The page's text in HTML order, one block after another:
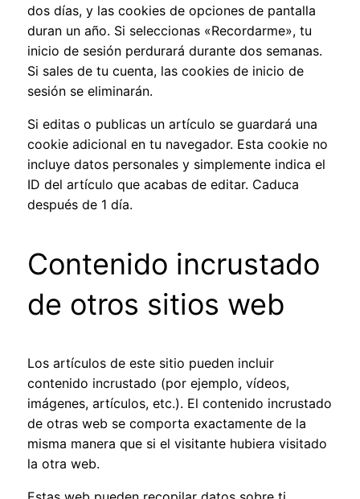
dos días, y las cookies de opciones de pantalla
duran un año. Si seleccionas «Recordarme», tu
inicio de sesión perdurará durante dos semanas.
Si sales de tu cuenta, las cookies de inicio de
sesión se eliminarán.
Si editas o publicas un artículo se guardará una
cookie adicional en tu navegador. Esta cookie no
incluye datos personales y simplemente indica el
ID del artículo que acabas de editar. Caduca
después de 1 día.
Contenido incrustado
de otros sitios web
Los artículos de este sitio pueden incluir
contenido incrustado (por ejemplo, vídeos,
imágenes, artículos, etc.). El contenido incrustado
de otras web se comporta exactamente de la
misma manera que si el visitante hubiera visitado
la otra web.